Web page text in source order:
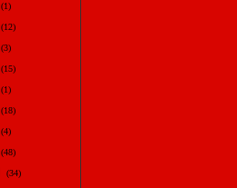
(1)
(12)
(3)
(15)
(1)
(18)
(4)
(48)
(34)